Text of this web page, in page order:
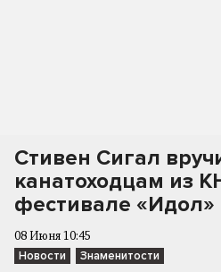
Стивен Сигал
канатоходцам из
фестивале «Идол»
08 Июня 10:45
Новости Знаменитости